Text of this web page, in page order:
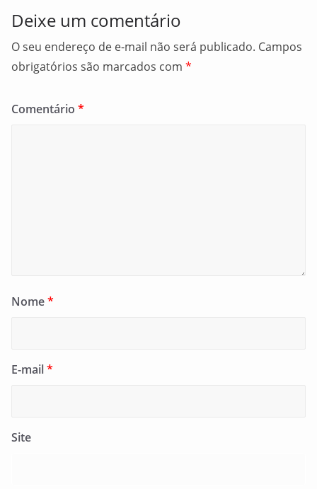
Deixe um comentário
O seu endereço de e-mail não será publicado. Campos
obrigatórios são marcados com *
Comentário *
Nome*
E-mail*
Site